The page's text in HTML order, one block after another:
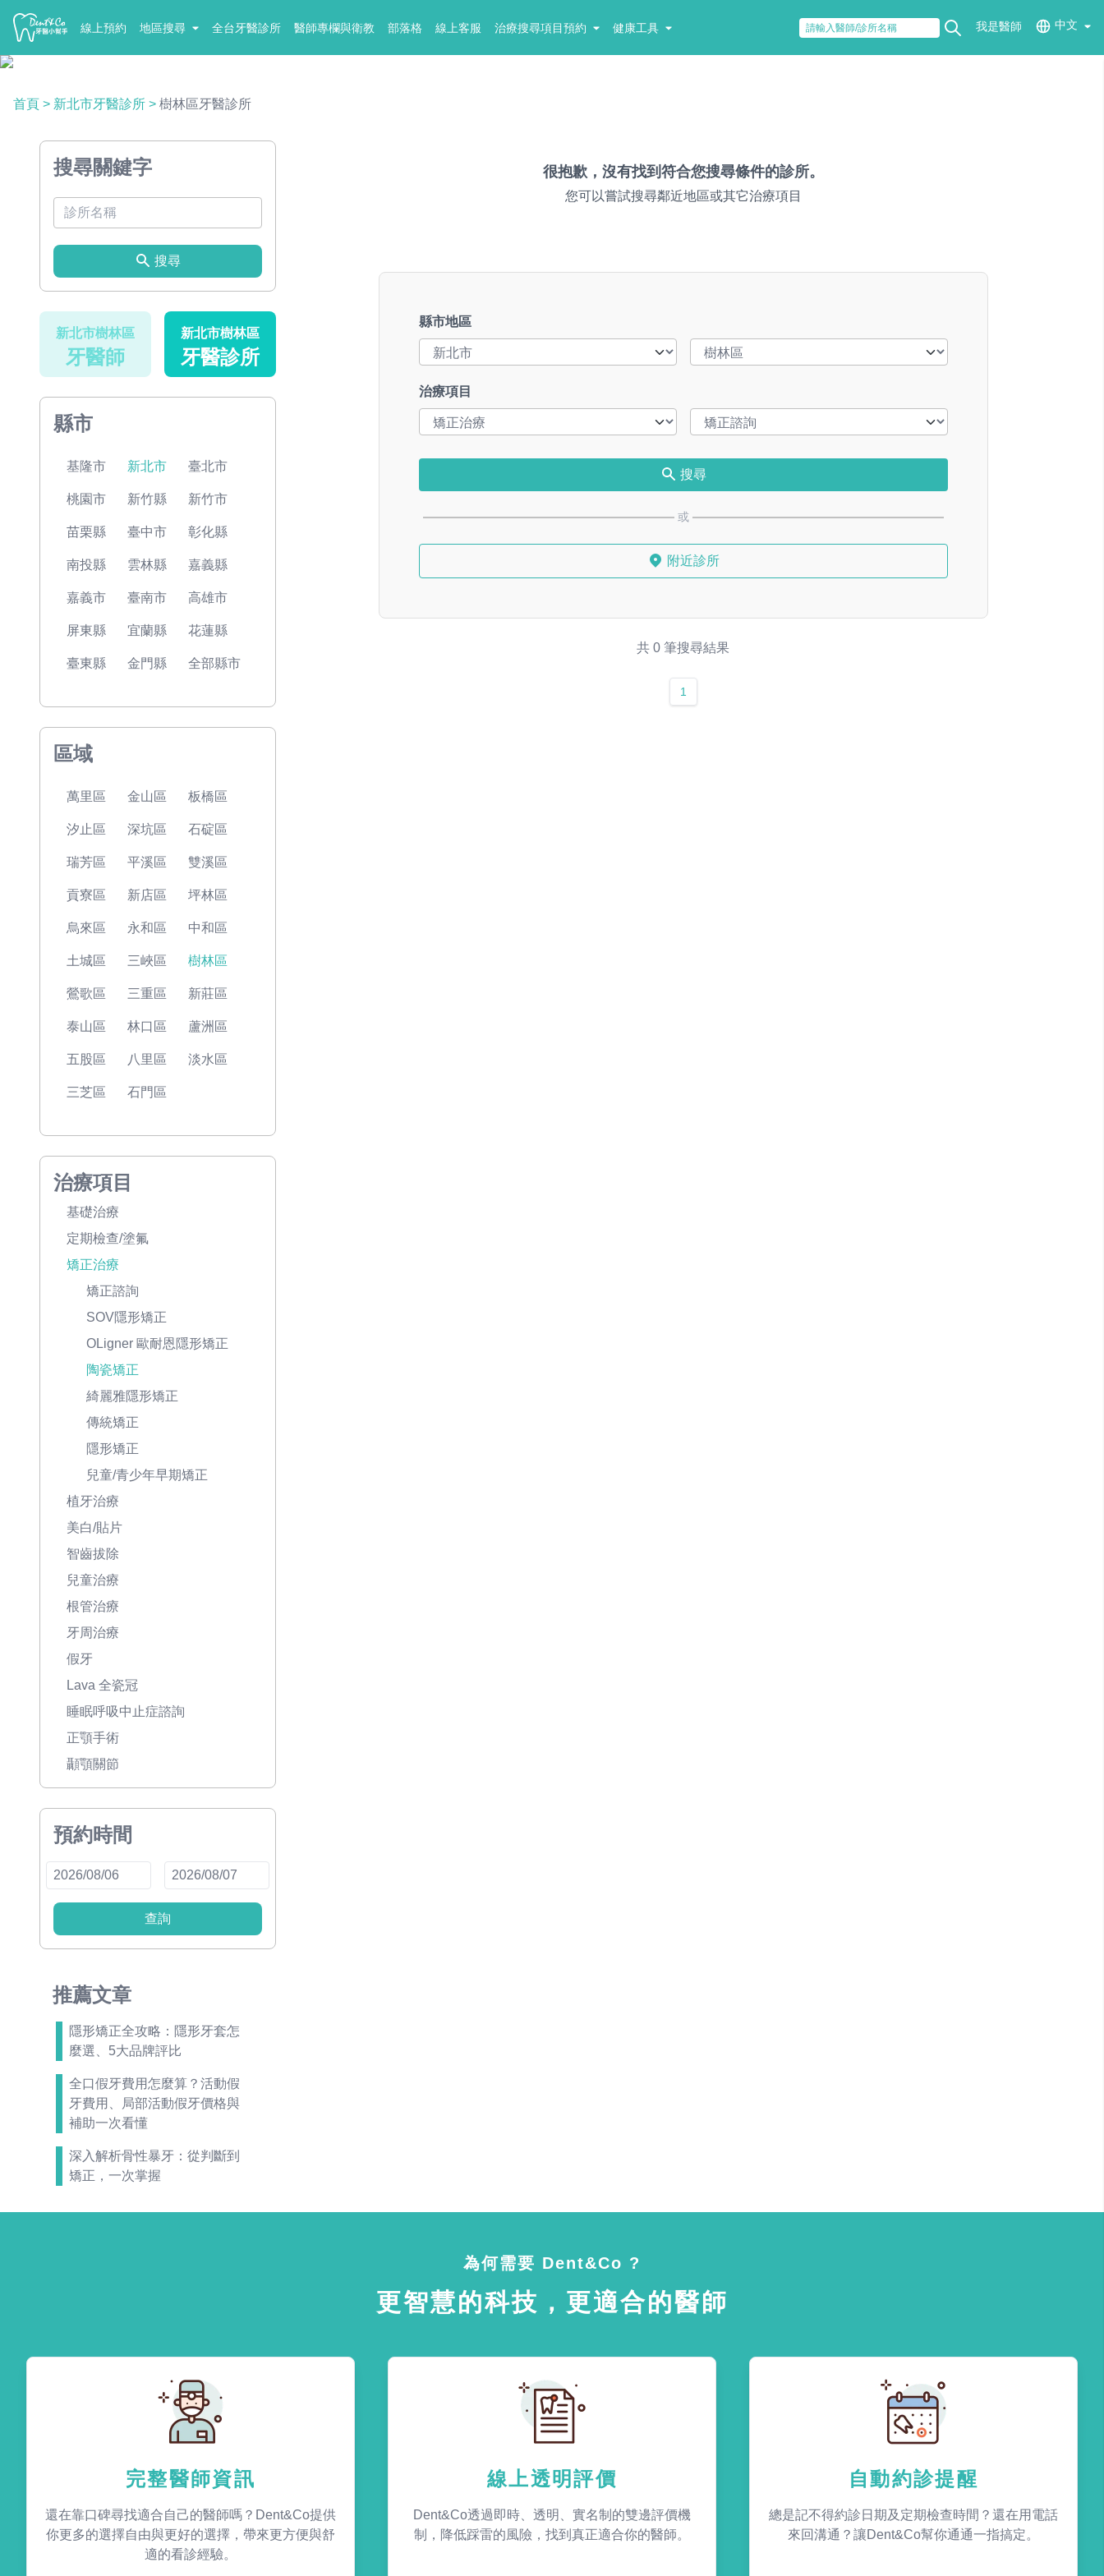
線上預約 地區搜尋 全台牙醫診所 醫師專欄與衛教 部落格 線上客服 治療搜尋項目預約 健康工具 我是醫師 中文
首頁 > 新北市牙醫診所 > 樹林區牙醫診所
搜尋關鍵字
搜尋
新北市樹林區
牙醫師
新北市樹林區
牙醫診所
縣市
基隆市 新北市 臺北市
桃園市 新竹縣 新竹市
苗栗縣 臺中市 彰化縣
南投縣 雲林縣 嘉義縣
嘉義市 臺南市 高雄市
屏東縣 宜蘭縣 花蓮縣
臺東縣 金門縣 全部縣市
區域
萬里區 金山區 板橋區
汐止區 深坑區 石碇區
瑞芳區 平溪區 雙溪區
貢寮區 新店區 坪林區
烏來區 永和區 中和區
土城區 三峽區 樹林區
鶯歌區 三重區 新莊區
泰山區 林口區 蘆洲區
五股區 八里區 淡水區
三芝區 石門區
治療項目
基礎治療
定期檢查/塗氟
矯正治療
矯正諮詢
SOV隱形矯正
OLigner 歐耐恩隱形矯正
陶瓷矯正
綺麗雅隱形矯正
傳統矯正
隱形矯正
兒童/青少年早期矯正
植牙治療
美白/貼片
智齒拔除
兒童治療
根管治療
牙周治療
假牙
Lava 全瓷冠
睡眠呼吸中止症諮詢
正顎手術
顳顎關節
預約時間
查詢
推薦文章
隱形矯正全攻略：隱形牙套怎
麼選、5大品牌評比
全口假牙費用怎麼算？活動假
牙費用、局部活動假牙價格與
補助一次看懂
深入解析骨性暴牙：從判斷到
矯正，一次掌握
很抱歉，沒有找到符合您搜尋條件的診所。
您可以嘗試搜尋鄰近地區或其它治療項目
縣市地區
治療項目
搜尋
或
附近診所
共 0 筆搜尋結果
1
為何需要 Dent&Co ?
更智慧的科技，更適合的醫師
完整醫師資訊
還在靠口碑尋找適合自己的醫師嗎？Dent&Co提供
你更多的選擇自由與更好的選擇，帶來更方便與舒
適的看診經驗。
線上透明評價
Dent&Co透過即時、透明、實名制的雙邊評價機
制，降低踩雷的風險，找到真正適合你的醫師。
自動約診提醒
總是記不得約診日期及定期檢查時間？還在用電話
來回溝通？讓Dent&Co幫你通通一指搞定。